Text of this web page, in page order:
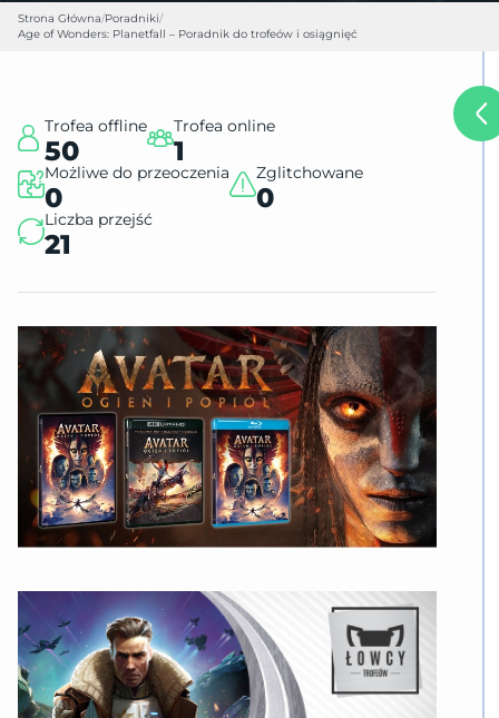
Strona Główna/Poradniki/
Age of Wonders: Planetfall – Poradnik do trofeów i osiągnięć
Trofea offline
50
Trofea online
1
Możliwe do przeoczenia
0
Zglitchowane
0
Liczba przejść
21